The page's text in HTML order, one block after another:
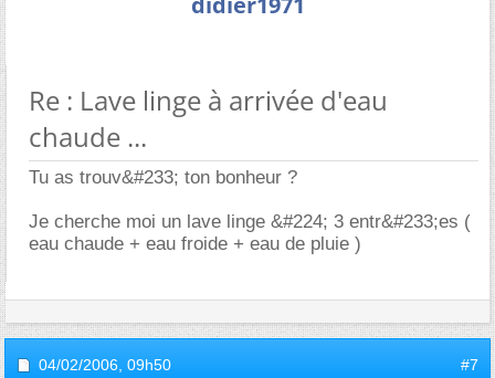
Re : Lave linge à arrivée d'eau
chaude ...
Tu as trouv&#233; ton bonheur ?
Je cherche moi un lave linge &#224; 3 entr&#233;es (
eau chaude + eau froide + eau de pluie )
04/02/2006, 09h50 #7